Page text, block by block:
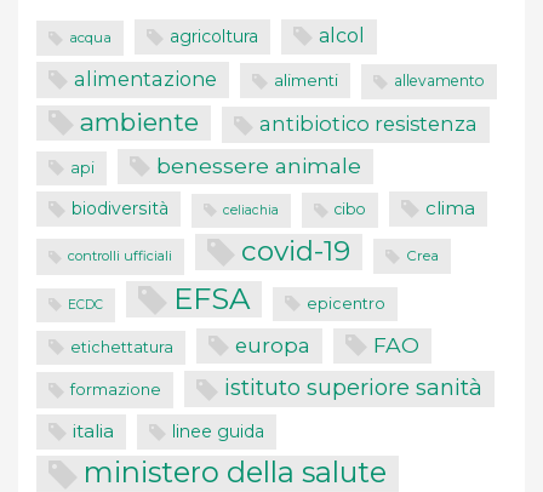
acqua agricoltura alcol
alimentazione alimenti allevamento
ambiente antibiotico resistenza
api benessere animale
biodiversità celiachia cibo clima
controlli ufficiali covid-19 Crea
ECDC EFSA epicentro
etichettatura europa FAO
formazione istituto superiore sanità
italia linee guida
ministero della salute